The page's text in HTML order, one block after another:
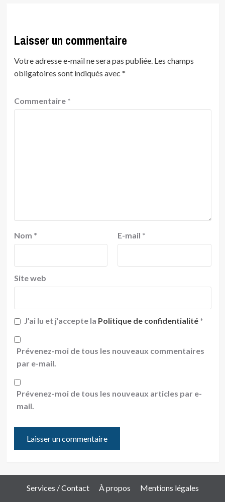
Laisser un commentaire
Votre adresse e-mail ne sera pas publiée. Les champs
obligatoires sont indiqués avec *
Commentaire *
Nom * E-mail *
Site web
J’ai lu et j’accepte la Politique de confidentialité *
Prévenez-moi de tous les nouveaux commentaires
par e-mail.
Prévenez-moi de tous les nouveaux articles par e-
mail.
Services / Contact À propos Mentions légales